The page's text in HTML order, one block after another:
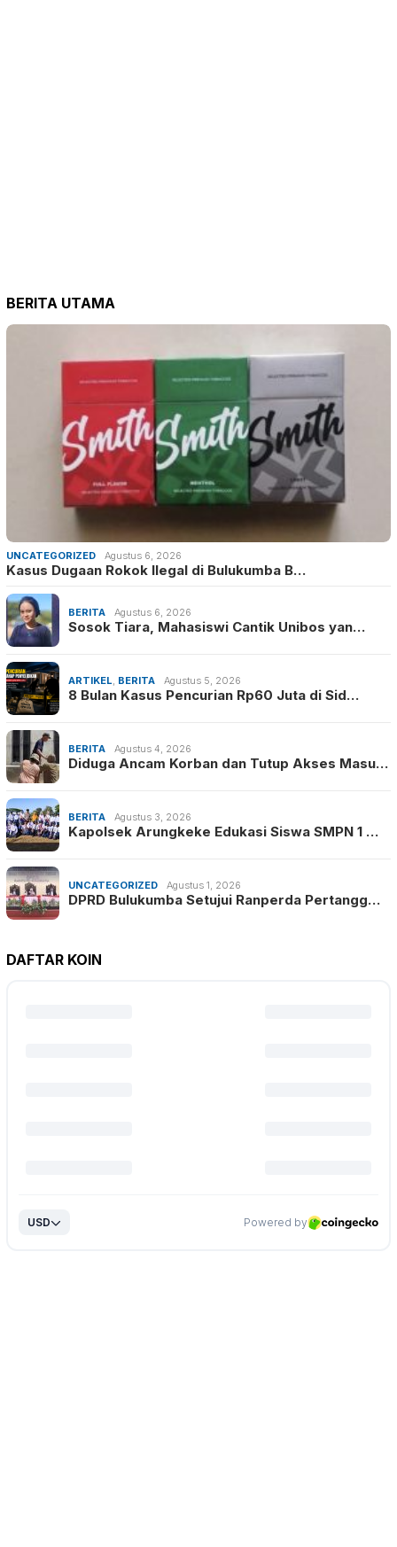
BERITA UTAMA
UNCATEGORIZED Agustus 6, 2026
Kasus Dugaan Rokok Ilegal di Bulukumba B…
BERITA Agustus 6, 2026
Sosok Tiara, Mahasiswi Cantik Unibos yan…
ARTIKEL, BERITA Agustus 5, 2026
8 Bulan Kasus Pencurian Rp60 Juta di Sid…
BERITA Agustus 4, 2026
Diduga Ancam Korban dan Tutup Akses Masu…
BERITA Agustus 3, 2026
Kapolsek Arungkeke Edukasi Siswa SMPN 1 …
UNCATEGORIZED Agustus 1, 2026
DPRD Bulukumba Setujui Ranperda Pertangg…
DAFTAR KOIN